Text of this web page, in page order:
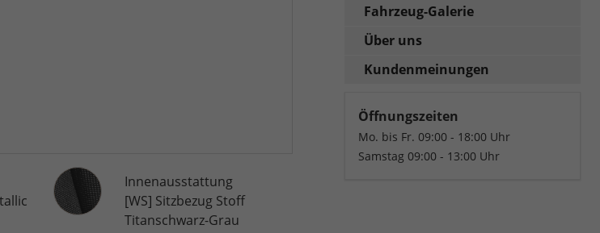
InnenausstattungInnenausstattung
[WS] Sitzbezug Stoff
Titanschwarz-Grau
Fahrzeug-Galerie
Über uns
Kundenmeinungen
Öffnungszeiten
Mo. bis Fr. 09:00 - 18:00 Uhr
Samstag 09:00 - 13:00 Uhr